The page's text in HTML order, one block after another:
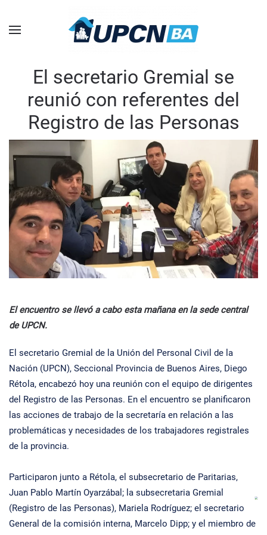
Skip to main content
El secretario Gremial se
reunió con referentes del
Registro de las Personas
El encuentro se llevó a cabo esta mañana en la sede central
de UPCN.
El secretario Gremial de la Unión del Personal Civil de la
Nación (UPCN), Seccional Provincia de Buenos Aires, Diego
Rétola, encabezó hoy una reunión con el equipo de dirigentes
del Registro de las Personas. En el encuentro se planificaron
las acciones de trabajo de la secretaría en relación a las
problemáticas y necesidades de los trabajadores registrales
de la provincia.
Participaron junto a Rétola, el subsecretario de Paritarias,
Juan Pablo Martín Oyarzábal; la subsecretaria Gremial
(Registro de las Personas), Mariela Rodríguez; el secretario
General de la comisión interna, Marcelo Dipp; y el miembro de